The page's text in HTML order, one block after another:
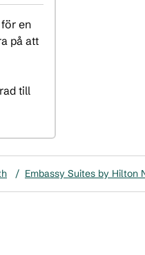
en
på att
till
/ Embassy Suites by Hilton